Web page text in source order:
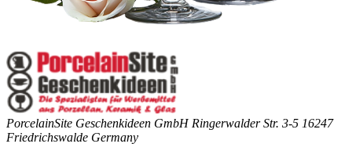
PorcelainSite Geschenkideen GmbH Ringerwalder Str. 3-5 16247
Friedrichswalde Germany